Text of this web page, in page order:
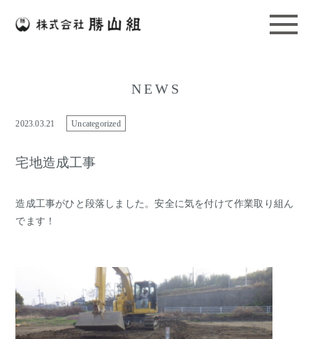
NEWS
2023.03.21 Uncategorized
宅地造成工事
造成工事がひと段落しました。安全に気を付けて作業取り組ん
でます！